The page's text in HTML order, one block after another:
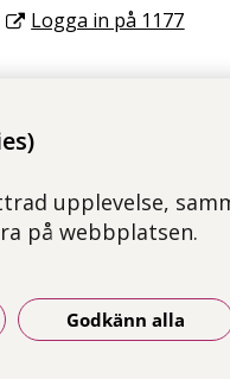
upplevelse,
på webbplatsen.
Godkänn alla
Logga in på 1177